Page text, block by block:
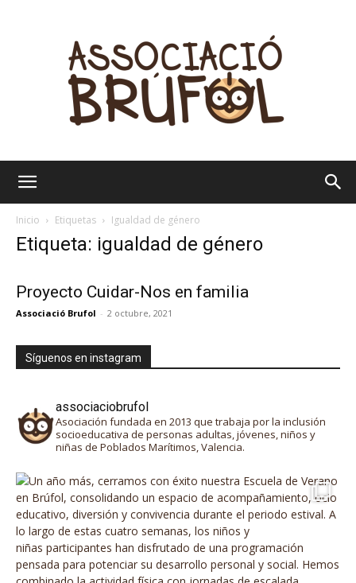
Brúfol
Inicio Etiquetas Igualdad de género
Etiqueta: igualdad de género
Proyecto Cuidar-Nos en familia
Associació Brufol - 2 octubre, 2021
Síguenos en instagram
associaciobrufol
Asociación fundada en 2013 que trabaja por la inclusión
socioeducativa de personas adultas, jóvenes, niños y
niñas de Poblados Marítimos, Valencia.